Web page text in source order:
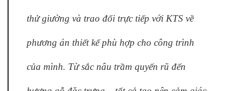
thử giường và trao đổi trực tiếp với KTS về
phương án thiết kế phù hợp cho công trình
của mình. Từ sắc nâu trầm quyến rũ đến